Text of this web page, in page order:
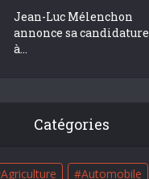
Jean-Luc Mélenchon
annonce sa candidature
à...
Catégories
Agriculture Automobile